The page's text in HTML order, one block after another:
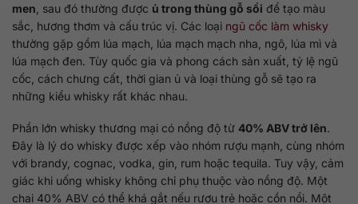
men , sau đó thường được ủ trong thùng gỗ sồi để tạo màu
sắc, hương thơm và cấu trúc vị. Các loại ngũ cốc làm whisky
thường gặp gồm lúa mạch, lúa mạch mạch nha, ngô, lúa mì và
lúa mạch đen. Tùy quốc gia và phong cách sản xuất, tỷ lệ ngũ
cốc, cách chưng cất, thời gian ủ và loại thùng gỗ sẽ tạo ra
những kiểu whisky rất khác nhau.
Phần lớn whisky thương mại có nồng độ từ 40% ABV trở lên.
Đây là lý do whisky được xếp vào nhóm rượu mạnh, cùng nhóm
với brandy, cognac, vodka, gin, rum hoặc tequila. Tuy vậy, cảm
giác khi uống whisky không chỉ phụ thuộc vào nồng độ. Một
chai 40% ABV có thể khá gắt nếu rượu trẻ hoặc cồn nổi. Một